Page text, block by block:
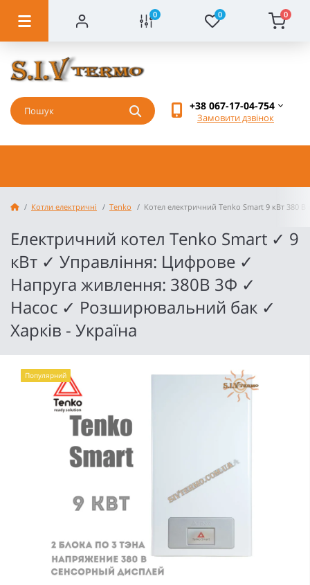
0 0 0
+38 067-17-04-754
Замовити дзвінок
Котли електричні Tenko Котел електричний Tenko Smart 9 кВт 380 В
Електричний котел Tenko Smart ✓ 9
кВт ✓ Управління: Цифрове ✓
Напруга живлення: 380В 3Ф ✓
Насос ✓ Розширювальний бак ✓
Харків - Україна
Популярний